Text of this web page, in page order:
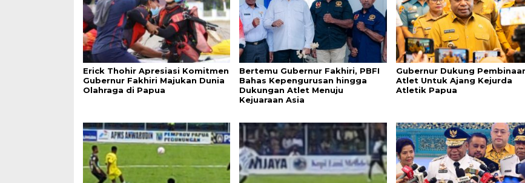
Erick Thohir Apresiasi Komitmen
Gubernur Fakhiri Majukan Dunia
Olahraga di Papua
Bertemu Gubernur Fakhiri, PBFI
Bahas Kepengurusan hingga
Dukungan Atlet Menuju
Kejuaraan Asia
Gubernur Dukung
Atlet Untuk Ajang Kejurda
Atletik Papua